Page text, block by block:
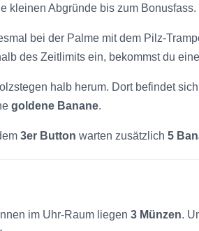
kleinen Abgründe bis zum Bonusfass.
bei der Palme mit dem Pilz-
des Zeitlimits ein, bekommst du eine
halb herum. Dort befindet
goldene Banane.
3er Button warten zusätzlich 5
im Uhr-Raum liegen 3 Münzen.